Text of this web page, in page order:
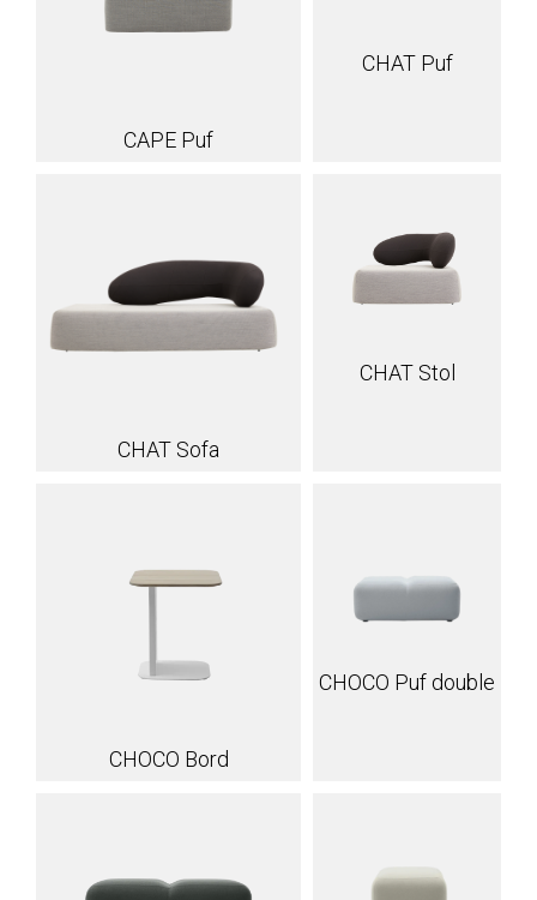
CAPE Puf
CHAT Puf
CHAT Sofa
CHAT Stol
CHOCO Bord
CHOCO Puf double